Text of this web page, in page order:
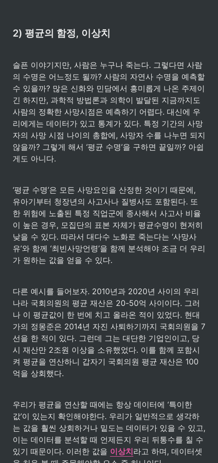
2) 평균의 함정, 이상치
슬픈 이야기지만, 사람은 누구나 죽는다. 그렇다면 사람
의 수명은 어느정도 될까? 사람의 자연사 수명을 예측할
수 있을까? 많은 신화와 민담에서 흥미롭게 나온 주제이
긴 하지만, 과학적 방법론과 의학이 발달된 지금까지도
사람의 정확한 사망시점은 예측하기 어렵다. 대신에 우
리에게는 데이터가 있고 통계가 있다. 특정 기간의 사망
자의 사망 시점 나이의 총합에, 사망자 수를 나누면 되지
않을까? 그렇게 해서 ‘평균 수명’을 구하면 끝일까? 아쉽
게도 아니다.
‘평균 수명’은 모든 사망요인을 산정한 것이기 때문에,
유아기부터 청장년의 사고사나 질병사도 포함된다. 또
한 위험에 노출된 특정 직업군에 종사해서 사고사 비율
이 높은 경우, 모집단의 표본 자체가 평균수명이 현저히
낮을 수 있다. 따라서 대다수 노화로 죽는다는 ‘사망사
유’와 함께 ‘최빈사망언령’을 함께 분석해야 조금 더 우리
가 원하는 값을 얻을 수 있다.
다른 예시를 들어보자. 2010년과 2020년 사이의 우리
나라 국회의원의 평균 재산은 20-50억 사이이다. 그러
나 이 평균값이 한 번에 치고 올라온 적이 있었다. 현대
가의 정몽준은 2014년 자진 사퇴하기까지 국회의원을 7
선을 한 적이 있다. 그런데 그는 대단한 기업인이고, 당
시 재산만 2조원 이상을 소유했었다. 이를 함께 포함시
켜 평균을 연산하니 갑자기 국회의원 평균 재산은 100
억을 상회했다.
우리가 평균을 연산할 때에는 항상 데이터에 ‘특이한
값’이 있는지 확인해야한다. 우리가 일반적으로 생각하
는 값을 훨씬 상회하거나 밑도는 데이터가 있을 수 있고,
이는 데이터를 분석할 때 언제든지 우리 뒤통수를 칠 수
있기 때문이다. 이러한 값을 이상치라고 하며, 데이터셋